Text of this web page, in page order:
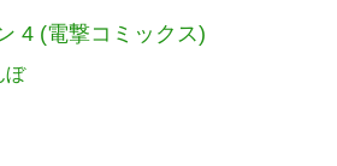
4 (電撃コミックス)
ぼ